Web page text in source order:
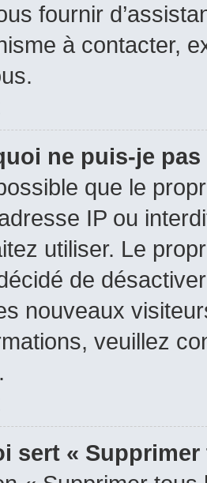
fournir
à contacter,
ne puis-je pas
que le
IP ou
utiliser. Le
de
nouveaux
veuillez
sert «